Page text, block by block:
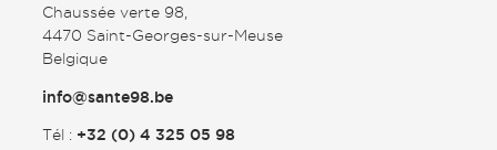
Chaussée verte 98,
4470 Saint-Georges-sur-Meuse
Belgique
info@sante98.be
Tél : +32 (0) 4 325 05 98